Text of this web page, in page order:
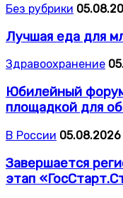
Без рубрики
Лучшая еда для
Здравоохранение
Юбилейный
площадкой для
В России 05.08.2026
Завершается
этап